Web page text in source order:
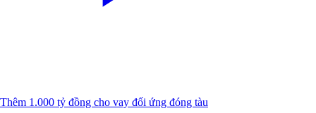
Thêm 1.000 tỷ đồng cho vay đối ứng đóng tàu